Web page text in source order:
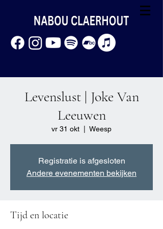
Levenslust | Joke Van
Leeuwen
vr 31 okt Weesp
Registratie is afgesloten
Andere evenementen bekijken
Tijd en locatie